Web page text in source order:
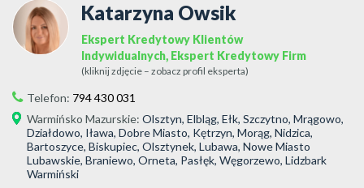
Katarzyna Owsik
Ekspert Kredytowy Klientów
Indywidualnych, Ekspert Kredytowy Firm
(kliknij zdjęcie – zobacz profil eksperta)
Telefon: 794 430 031
Warmińsko Mazurskie: Olsztyn, Elbląg, Ełk, Szczytno, Mrągowo,
Działdowo, Iława, Dobre Miasto, Kętrzyn, Morąg, Nidzica,
Bartoszyce, Biskupiec, Olsztynek, Lubawa, Nowe Miasto
Lubawskie, Braniewo, Orneta, Pasłęk, Węgorzewo, Lidzbark
Warmiński